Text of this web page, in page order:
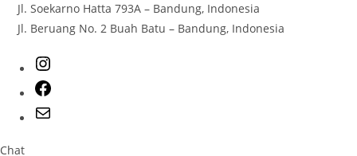
Jl. Soekarno Hatta 793A – Bandung, Indonesia
Jl. Beruang No. 2 Buah Batu – Bandung, Indonesia
Chat